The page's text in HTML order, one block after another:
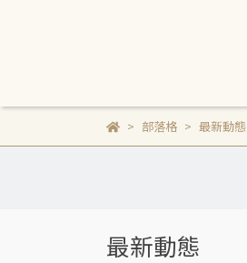
部落格 最新動態
最新動態